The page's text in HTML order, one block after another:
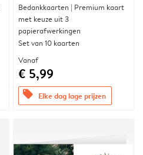
Bedankkaarten | Premium kaart
met keuze uit 3
papierafwerkingen
Set van 10 kaarten
Vanaf
€ 5,99
offers Elke dag lage prijzen